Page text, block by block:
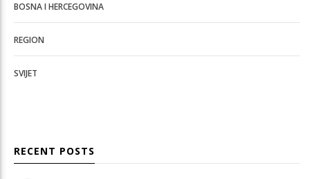
BOSNA I HERCEGOVINA
REGION
SVIJET
RECENT POSTS